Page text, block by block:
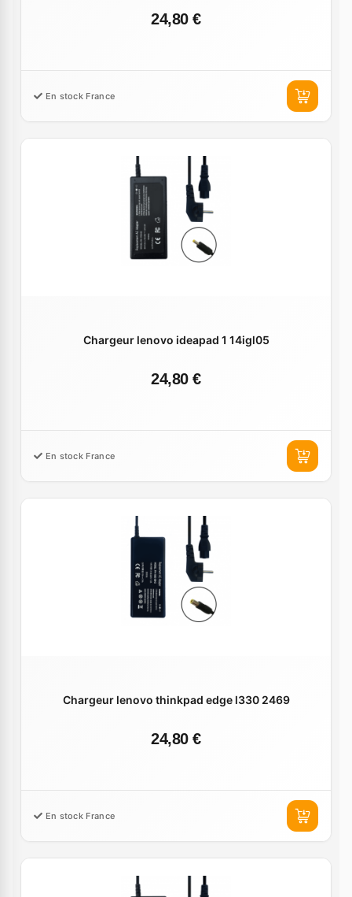
24,80 €
En stock France
Chargeur lenovo ideapad 1 14igl05
24,80 €
En stock France
Chargeur lenovo thinkpad edge l330 2469
24,80 €
En stock France